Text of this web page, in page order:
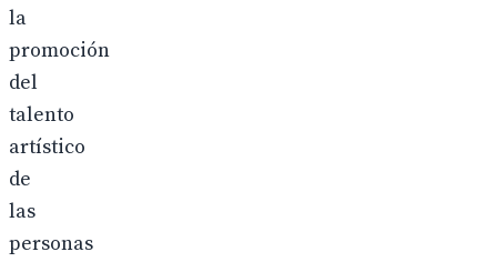
la
promoción
del
talento
artístico
de
las
personas